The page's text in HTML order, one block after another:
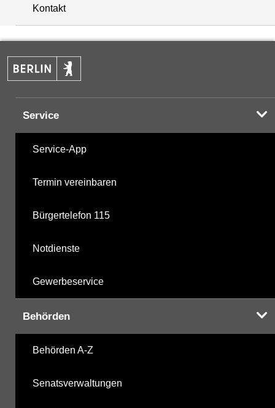
+
−
Kontakt
Service
Service-App
Termin vereinbaren
Bürgertelefon 115
Notdienste
Gewerbeservice
Behörden
Behörden A-Z
Senatsverwaltungen